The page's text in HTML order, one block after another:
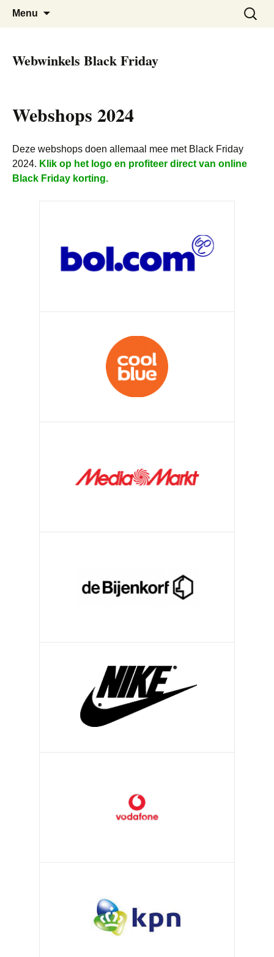
Black Friday Super SALE
De beste kortingen bij elkaar!
Menu
Zoeken
naar:
Webwinkels Black Friday
Webshops 2024
Deze webshops doen allemaal mee met Black Friday
2024. Klik op het logo en profiteer direct van online
Black Friday korting.